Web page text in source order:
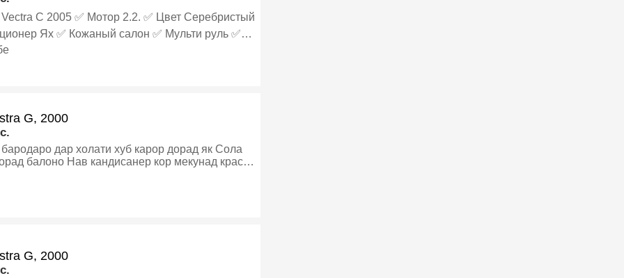
👍 ✅️ РАСТАМОЖКА ‼️ ✅️
1 СОЛА ‼️, Бензин,
G, 2000
дар холати хуб карор дорад як Сола
балоно Нав кандисанер кор мекунад краска
факат хаи мекуни, Бензин, Механика,
G, 2000